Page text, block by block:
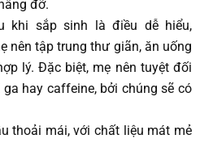
đỡ.
khi sắp sinh là điều dễ hiểu,
nên tập trung thư giãn, ăn uống
lý. Đặc biệt, mẹ nên tuyệt đối
hay caffeine, bởi chúng sẽ có
thoải mái, với chất liệu mát mẻ